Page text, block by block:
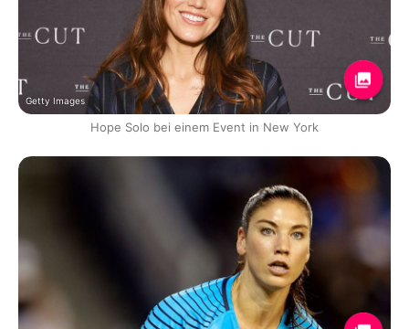
Getty Images
Hope Solo bei einem Event in New York